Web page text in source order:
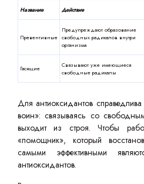
Название Действие
Превентивные
Предупреждают образование
свободных радикалов внутри
организма
Гасящие
Связывают уже имеющиеся
свободные радикалы
Для антиоксидантов
воин»: связываясь со
выходит из строя. Чтобы
«помощник», который
самыми эффективными
антиоксидантов.